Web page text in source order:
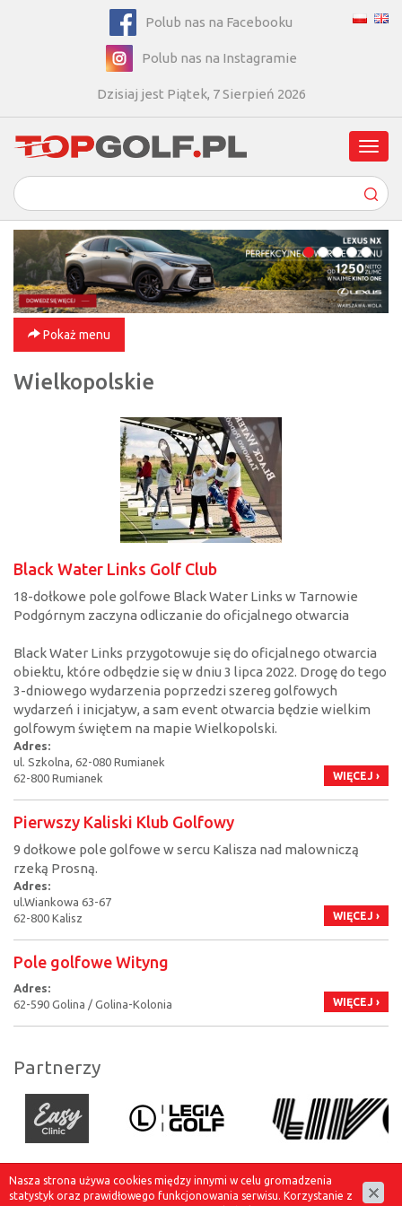
Polub nas na Facebooku
Polub nas na Instagramie
Dzisiaj jest Piątek, 7 Sierpień 2026
Pokaż menu
Wielkopolskie
Black Water Links Golf Club
18-dołkowe pole golfowe Black Water Links w Tarnowie
Podgórnym zaczyna odliczanie do oficjalnego otwarcia
Black Water Links przygotowuje się do oficjalnego otwarcia
obiektu, które odbędzie się w dniu 3 lipca 2022. Drogę do tego
3-dniowego wydarzenia poprzedzi szereg golfowych
wydarzeń i inicjatyw, a sam event otwarcia będzie wielkim
golfowym świętem na mapie Wielkopolski.
Adres:
ul. Szkolna, 62-080 Rumianek
62-800 Rumianek
WIĘCEJ ›
Pierwszy Kaliski Klub Golfowy
9 dołkowe pole golfowe w sercu Kalisza nad malowniczą
rzeką Prosną.
Adres:
ul.Wiankowa 63-67
62-800 Kalisz
WIĘCEJ ›
Pole golfowe Wityng
Adres:
62-590 Golina / Golina-Kolonia
WIĘCEJ ›
Partnerzy
© 2016 TOPGolf.pl - Prasa golfowa
Nasza strona używa cookies między innymi w celu gromadzenia
statystyk oraz prawidłowego funkcjonowania serwisu. Korzystanie z